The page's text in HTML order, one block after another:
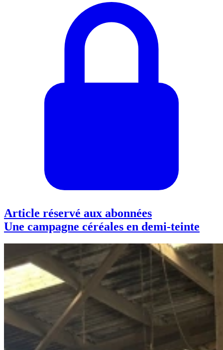
Article réservé aux abonnées
Une campagne céréales en demi-teinte